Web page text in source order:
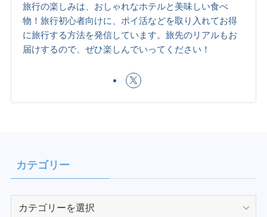
旅行の楽しみは、おしゃれなホテルと美味しい食べ
物！旅行初心者向けに、ポイ活などを取り入れてお得
に旅行する方法を発信しています。旅先のリアルもお
届けするので、ぜひ楽しんでいってください！
カテゴリー